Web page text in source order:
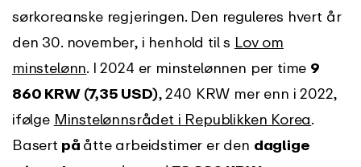
sørkoreanske regjeringen. Den reguleres hvert år
den 30. november, i henhold til s Lov om
minstelønn. I 2024 er minstelønnen per time 9
860 KRW (7,35 USD), 240 KRW mer enn i 2022,
ifølge Minstelønnsrådet i Republikken Korea.
Basert på åtte arbeidstimer er den daglige